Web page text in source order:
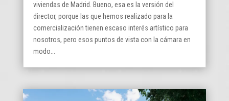
viviendas de Madrid. Bueno, esa es la versión del
director, porque las que hemos realizado para la
comercialización tienen escaso interés artístico para
nosotros, pero esos puntos de vista con la cámara en
modo...